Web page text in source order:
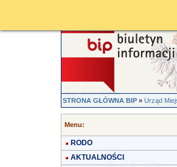
STRONA GŁÓWNA BIP»Urząd
Menu:
RODO
AKTUALNOŚCI